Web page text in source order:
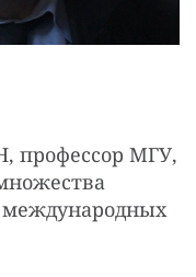
профессор МГУ,
международных